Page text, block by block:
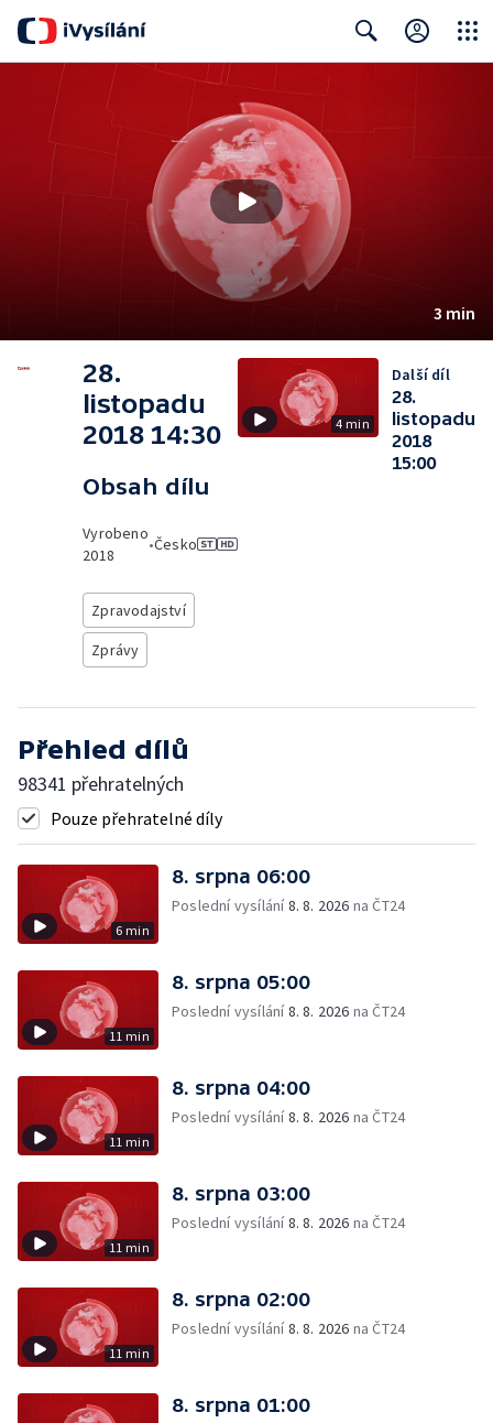
3 min
28.
listopadu
2018 14:30
Obsah dílu
Vyrobeno
2018
•Česko
Zpravodajství
Zprávy
4 min
Další díl
28.
listopadu
2018
15:00
Přehled dílů
98341 přehratelných
Pouze přehratelné díly
6 min
8. srpna 06:00
Poslední vysílání8. 8. 2026 na ČT24
11 min
8. srpna 05:00
Poslední vysílání8. 8. 2026 na ČT24
11 min
8. srpna 04:00
Poslední vysílání8. 8. 2026 na ČT24
11 min
8. srpna 03:00
Poslední vysílání8. 8. 2026 na ČT24
11 min
8. srpna 02:00
Poslední vysílání8. 8. 2026 na ČT24
8. srpna 01:00